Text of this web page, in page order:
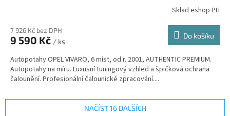
Sklad eshop PH
7 926 Kč bez DPH
9 590 Kč / ks
Do košíku
Autopotahy OPEL VIVARO, 6 míst, od r. 2001, AUTHENTIC PREMIUM.
Autopotahy na míru. Luxusní tuningový vzhled a špičková ochrana
čalounění. Profesionální čalounické zpracování....
NAČÍST 16 DALŠÍCH